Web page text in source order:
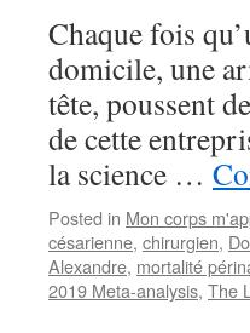
Chaque fois
domicile, une
tête, poussent
de cette
la science …
Posted in Mon corps
césarienne, chirurgien,
Alexandre, mortalité
2019 Meta-analysis, The